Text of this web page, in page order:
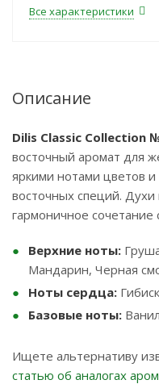
Все характеристики
Описание
Dilis Classic Collection
восточный аромат для
яркими нотами цветов
восточных специй.
гармоничное сочетание
Верхние ноты:
Мандарин, Черная
Ноты сердца:
Базовые ноты:
Ищете альтернативу
статью об аналогах